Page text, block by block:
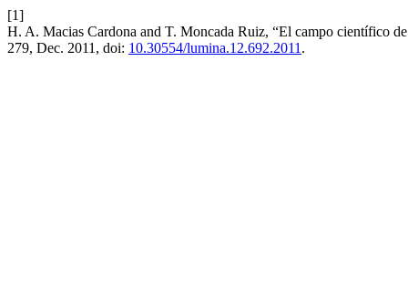
[1]
H. A. Macias Cardona and T. Moncada Ruiz, “El campo científico
279, Dec. 2011, doi: 10.30554/lumina.12.692.2011 .